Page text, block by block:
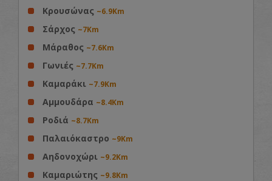
Κρουσώνας ~6.9Km
Σάρχος ~7Km
Μάραθος ~7.6Km
Γωνιές ~7.7Km
Καμαράκι ~7.9Km
Αμμουδάρα ~8.4Km
Ροδιά ~8.7Km
Παλαιόκαστρο ~9Km
Αηδονοχώρι ~9.2Km
Καμαριώτης ~9.8Km